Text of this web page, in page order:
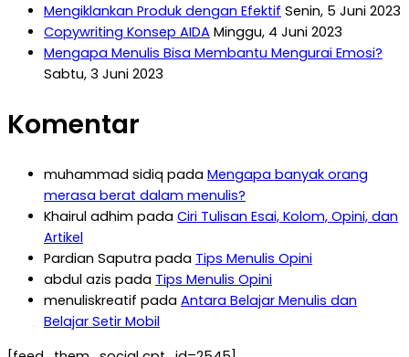
Mengiklankan Produk dengan Efektif Senin, 5 Juni 2023
Copywriting Konsep AIDA Minggu, 4 Juni 2023
Mengapa Menulis Bisa Membantu Mengurai Emosi?
Sabtu, 3 Juni 2023
Komentar
muhammad sidiq pada Mengapa banyak orang
merasa berat dalam menulis?
Khairul adhim pada Ciri Tulisan Esai, Kolom, Opini, dan
Artikel
Pardian Saputra pada Tips Menulis Opini
abdul azis pada Tips Menulis Opini
menuliskreatif pada Antara Belajar Menulis dan
Belajar Setir Mobil